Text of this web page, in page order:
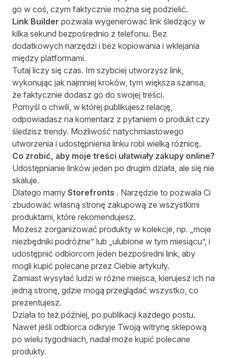
go w coś, czym faktycznie można się podzielić.
Link Builder pozwala wygenerować link śledzący w
kilka sekund bezpośrednio z telefonu. Bez
dodatkowych narzędzi i bez kopiowania i wklejania
między platformami.
Tutaj liczy się czas. Im szybciej utworzysz link,
wykonując jak najmniej kroków, tym większa szansa,
że faktycznie dodasz go do swojej treści.
Pomyśl o chwili, w której publikujesz relację,
odpowiadasz na komentarz z pytaniem o produkt czy
śledzisz trendy. Możliwość natychmiastowego
utworzenia i udostępnienia linku robi wielką różnicę.
Co zrobić, aby moje treści ułatwiały zakupy online?
Udostępnianie linków jeden po drugim działa, ale się nie
skaluje.
Dlatego mamy Storefronts . Narzędzie to pozwala Ci
zbudować własną stronę zakupową ze wszystkimi
produktami, które rekomendujesz.
Możesz zorganizować produkty w kolekcje, np. „moje
niezbędniki podróżne” lub „ulubione w tym miesiącu”, i
udostępnić odbiorcom jeden bezpośredni link, aby
mogli kupić polecane przez Ciebie artykuły.
Zamiast wysyłać ludzi w różne miejsca, kierujesz ich na
jedną stronę, gdzie mogą przeglądać wszystko, co
prezentujesz.
Działa to też później, po publikacji każdego postu.
Nawet jeśli odbiorca odkryje Twoją witrynę sklepową
po wielu tygodniach, nadal może kupić polecane
produkty.